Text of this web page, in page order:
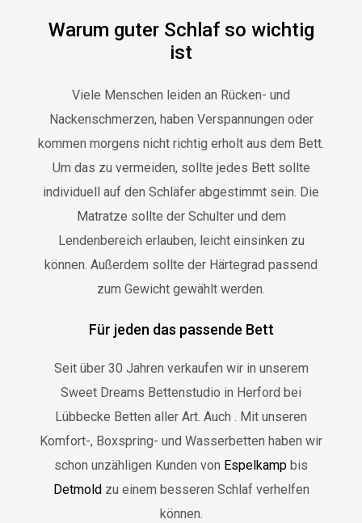
Warum guter Schlaf so wichtig
ist
Viele Menschen leiden an Rücken- und
Nackenschmerzen, haben Verspannungen oder
kommen morgens nicht richtig erholt aus dem Bett.
Um das zu vermeiden, sollte jedes Bett sollte
individuell auf den Schläfer abgestimmt sein. Die
Matratze sollte der Schulter und dem
Lendenbereich erlauben, leicht einsinken zu
können. Außerdem sollte der Härtegrad passend
zum Gewicht gewählt werden.
Für jeden das passende Bett
Seit über 30 Jahren verkaufen wir in unserem
Sweet Dreams Bettenstudio in Herford bei
Lübbecke Betten aller Art. Auch . Mit unseren
Komfort-, Boxspring- und Wasserbetten haben wir
schon unzähligen Kunden von Espelkamp bis
Detmold zu einem besseren Schlaf verhelfen
können.